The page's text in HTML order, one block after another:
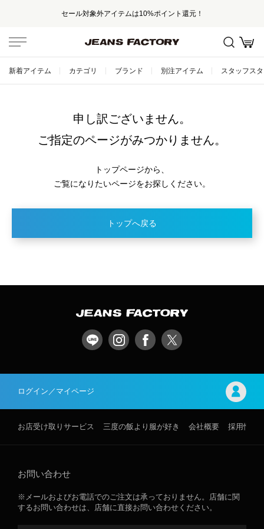
セール対象外アイテムは10%ポイント還元！
新着アイテム カテゴリ ブランド 別注アイテム スタッフス
申し訳ございません。
ご指定のページがみつかりません。
トップページから、
ご覧になりたいページをお探しください。
トップへ戻る
ログイン／マイページ
お店受け取りサービス 三度の飯より服が好き 会社概要 採用情報
お問い合わせ
※メールおよびお電話でのご注文は承っておりません。店舗に関
するお問い合わせは、店舗に直接お問い合わせください。